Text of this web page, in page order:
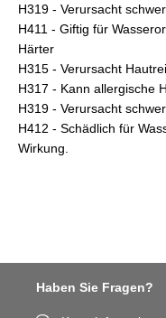
H319 - Verursacht
H411 - Giftig für
Härter
H315 - Verursacht
H317 - Kann allergische
H319 - Verursacht
H412 - Schädlich für
Wirkung.
Haben Sie Fragen?